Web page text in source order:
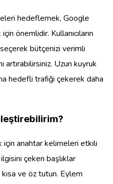
hedeflemek, Google
önemlidir. Kullanıcıların
bütçenizi verimli
artırabilirsiniz. Uzun kuyruk
hedefli trafiği çekerek daha
anahtar kelimeleri etkili
çeken başlıklar
ve öz tutun. Eylem